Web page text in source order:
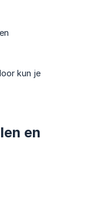
kun je
en